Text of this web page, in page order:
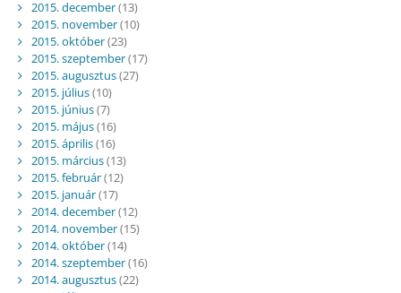
2015. december(13)
2015. november(10)
2015. október(23)
2015. szeptember(17)
2015. augusztus(27)
2015. július(10)
2015. június(7)
2015. május(16)
2015. április(16)
2015. március(13)
2015. február(12)
2015. január(17)
2014. december(12)
2014. november(15)
2014. október(14)
2014. szeptember(16)
2014. augusztus(22)